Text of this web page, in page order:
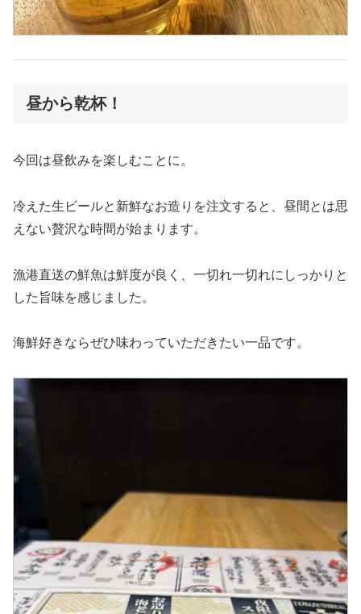
昼から乾杯！
今回は昼飲みを楽しむことに。
冷えた生ビールと新鮮なお造りを注文すると、昼間とは思
えない贅沢な時間が始まります。
漁港直送の鮮魚は鮮度が良く、一切れ一切れにしっかりと
した旨味を感じました。
海鮮好きならぜひ味わっていただきたい一品です。